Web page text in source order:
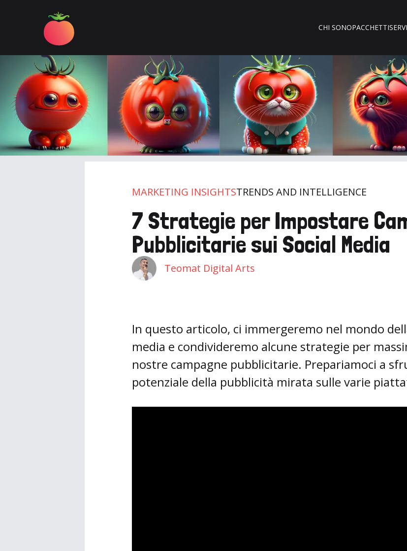
CHI SONOPACCHETTI
MARKETING INSIGHTSTRENDS AND INTELLIGENCE
7 Strategie per Impostare
Pubblicitarie sui Social Media
Teomat Digital Arts
In questo articolo, ci immergeremo nel mondo
media e condivideremo alcune strategie per
nostre campagne pubblicitarie. Prepariamoci a
potenziale della pubblicità mirata sulle varie